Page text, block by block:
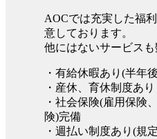
AOCでは充実した福
意しております。
他にはないサービスも
・有給休暇あり(半年
・産休、育休制度あり
・社会保険(雇用保険
険)完備
・週払い制度あり(規